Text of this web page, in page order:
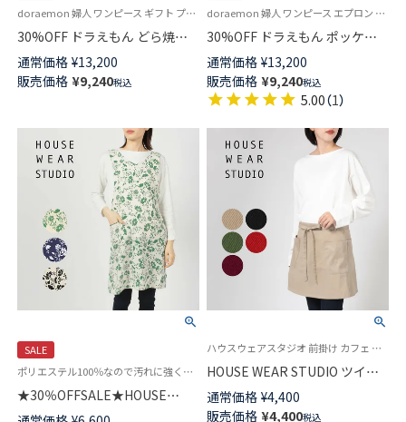
doraemon 婦人 ワンピース ギフト プレゼント 無料ラッピング
30%OFF ドラえもん どら焼き
大好き T/Cダンガリー ジャンパ
ースカート ワンピース 前ボタ
ン 日本製 70174002
通常価格 ¥13,200
販売価格 ¥9,240税込
doraemon 婦人 ワンピース エプロン ギフト プレゼント 無料ラッピング
30%OFF ドラえもん ポッケに
ひみつ道具 綿100％ コットンツ
イル ダンプ エアータンブラー
ジャンパースカート 日本製 レ
ディース70174001
通常価格 ¥13,200
販売価格 ¥9,240税込
5.00（1）
SALE
ポリエステル100％なので汚れに強くお手入れ簡単！袖なし かぶるだけ
★30％OFFSALE★HOUSE
WEAR STUDIO ハウスウェアス
ハウスウェアスタジオ 前掛け カフェ 飲食店 レストラン ユニフォーム
HOUSE WEAR STUDIO ツイル
無地 綿100％ 前結び サロン エ
プロン レディース 70375032
通常価格 ¥4,400
販売価格 ¥4,400税込